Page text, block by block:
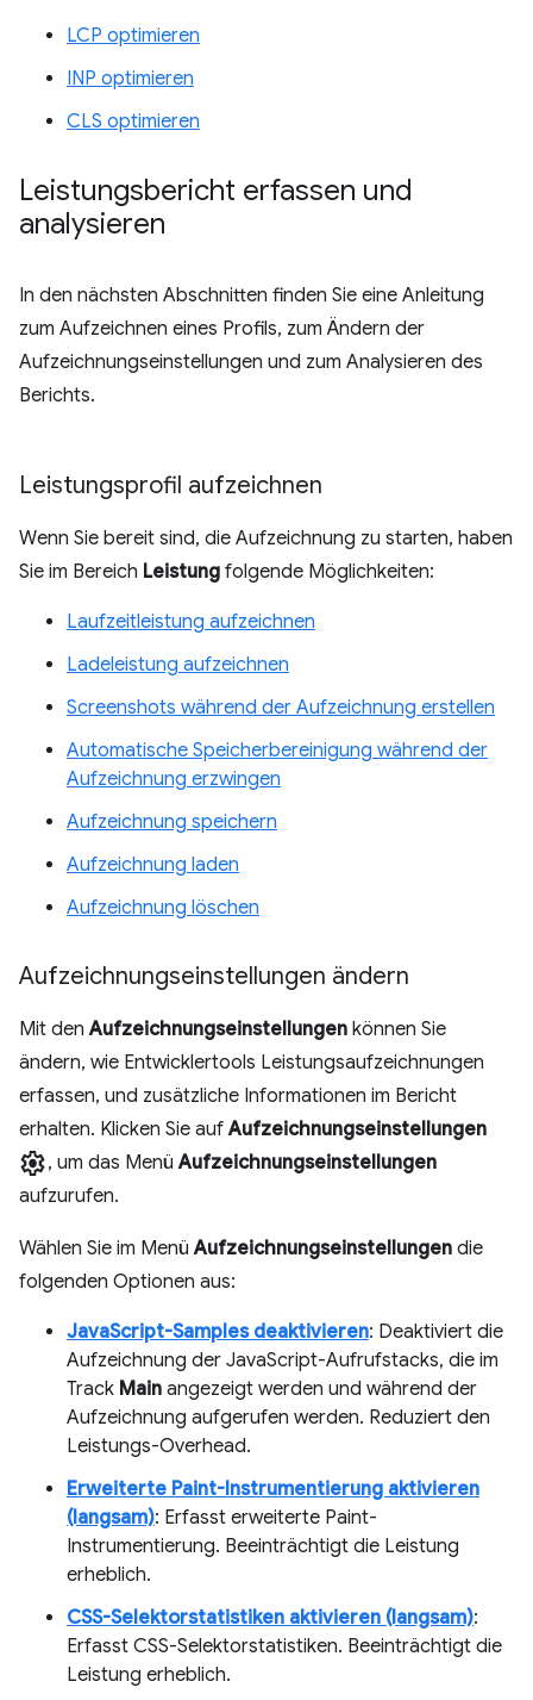
LCP optimieren
INP optimieren
CLS optimieren
Leistungsbericht erfassen und
analysieren
In den nächsten Abschnitten finden Sie eine Anleitung
zum Aufzeichnen eines Profils, zum Ändern der
Aufzeichnungseinstellungen und zum Analysieren des
Berichts.
Leistungsprofil aufzeichnen
Wenn Sie bereit sind, die Aufzeichnung zu starten, haben
Sie im Bereich Leistung folgende Möglichkeiten:
Laufzeitleistung aufzeichnen
Ladeleistung aufzeichnen
Screenshots während der Aufzeichnung erstellen
Automatische Speicherbereinigung während der
Aufzeichnung erzwingen
Aufzeichnung speichern
Aufzeichnung laden
Aufzeichnung löschen
Aufzeichnungseinstellungen ändern
Mit denAufzeichnungseinstellungen können Sie
ändern, wie Entwicklertools Leistungsaufzeichnungen
erfassen, und zusätzliche Informationen im Bericht
erhalten. Klicken Sie aufAufzeichnungseinstellungen
settings, um das MenüAufzeichnungseinstellungen
aufzurufen.
Wählen Sie im MenüAufzeichnungseinstellungen die
folgenden Optionen aus:
JavaScript-Samples deaktivieren: Deaktiviert die
Aufzeichnung der JavaScript-Aufrufstacks, die im
Track Main angezeigt werden und während der
Aufzeichnung aufgerufen werden. Reduziert den
Leistungs-Overhead.
Erweiterte Paint-Instrumentierung aktivieren
(langsam): Erfasst erweiterte Paint-
Instrumentierung. Beeinträchtigt die Leistung
erheblich.
CSS-Selektorstatistiken aktivieren (langsam):
Erfasst CSS-Selektorstatistiken. Beeinträchtigt die
Leistung erheblich.